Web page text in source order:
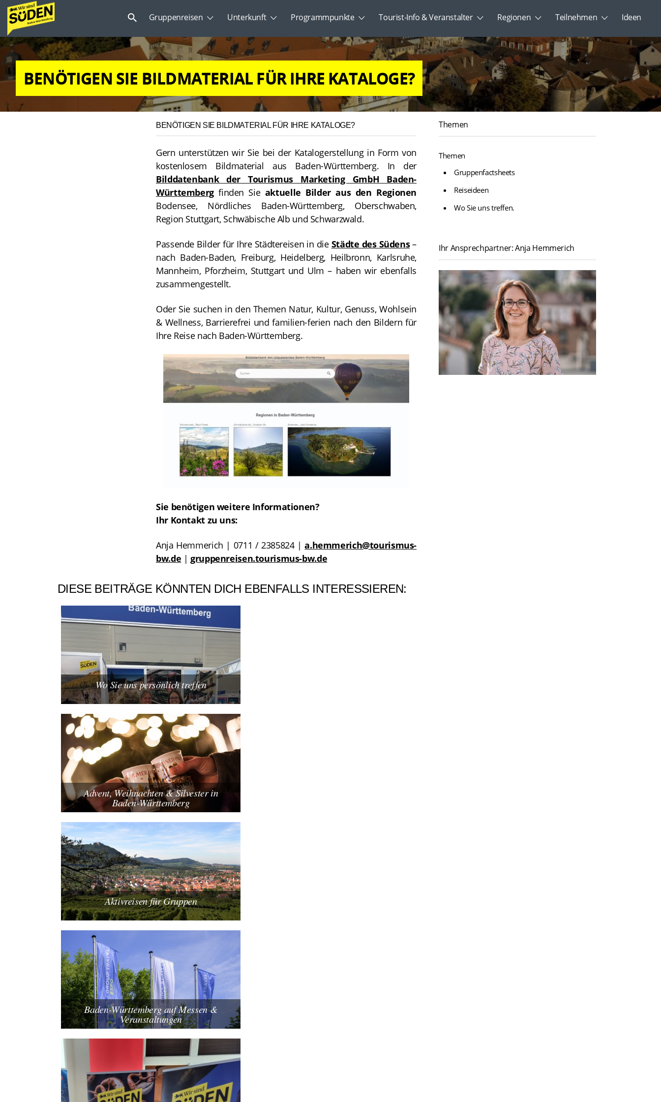
Gruppenreisen Unterkunft Programmpunkte Tourist-Info & Veranstalter Regionen Teilnehmen Ideen
Suchen
nach:
BENÖTIGEN SIE BILDMATERIAL FÜR IHRE KATALOGE?
BENÖTIGEN SIE BILDMATERIAL FÜR IHRE KATALOGE?
Gern unterstützen wir Sie bei der Katalogerstellung in Form von
kostenlosem Bildmaterial aus Baden-Württemberg. In der
Bilddatenbank der Tourismus Marketing GmbH Baden-
Württembergfinden Sie aktuelle Bilder aus den Regionen
Bodensee, Nördliches Baden-Württemberg, Oberschwaben,
Region Stuttgart, Schwäbische Alb und Schwarzwald.
Passende Bilder für Ihre Städtereisen in die Städte des Südens–
nach Baden-Baden, Freiburg, Heidelberg, Heilbronn, Karlsruhe,
Mannheim, Pforzheim, Stuttgart und Ulm – haben wir ebenfalls
zusammengestellt.
Oder Sie suchen in den Themen Natur, Kultur, Genuss, Wohlsein
& Wellness, Barrierefrei und familien-ferien nach den Bildern für
Ihre Reise nach Baden-Württemberg.
Sie benötigen weitere Informationen?
Ihr Kontakt zu uns:
Anja Hemmerich | 0711 / 2385824 |a.hemmerich@tourismus-
bw.de | gruppenreisen.tourismus-bw.de
DIESE BEITRÄGE KÖNNTEN DICH EBENFALLS INTERESSIEREN:
Wo Sie uns persönlich treffen
Advent, Weihnachten & Silvester in
Baden-Württemberg
Aktivreisen für Gruppen
Baden-Württemberg auf Messen &
Veranstaltungen
Themen
Themen
Gruppenfactsheets
Reiseideen
Wo Sie uns treffen.
Ihr Ansprechpartner: Anja Hemmerich